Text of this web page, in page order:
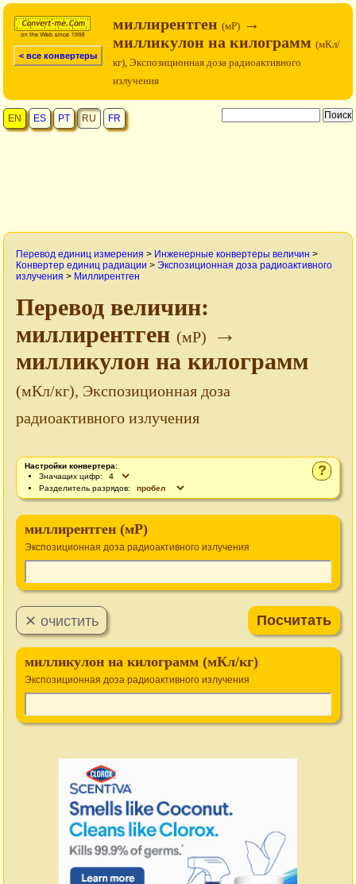
< все конвертеры
миллирентген (мР) →
милликулон на килограмм (мКл/
кг), Экспозиционная доза радиоактивного
излучения
EN ES PT RU FR
Перевод единиц измерения > Инженерные конвертеры величин >
Конвертер единиц радиации > Экспозиционная доза радиоактивного
излучения > Миллирентген
Перевод величин:
миллирентген (мР)
→
милликулон на килограмм
(мКл/кг), Экспозиционная доза
радиоактивного излучения
?
Настройки конвертера:
Значащих цифр:
Разделитель разрядов:
миллирентген (мР)
Экспозиционная доза радиоактивного излучения
милликулон на килограмм (мКл/кг)
Экспозиционная доза радиоактивного излучения